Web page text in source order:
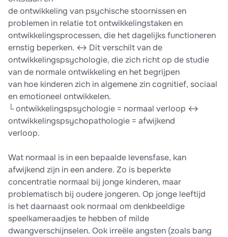
de ontwikkeling van psychische stoornissen en
problemen in relatie tot ontwikkelingstaken en
ontwikkelingsprocessen, die het dagelijks functioneren
ernstig beperken. ↔ Dit verschilt van de
ontwikkelingspsychologie, die zich richt op de studie
van de normale ontwikkeling en het begrijpen
van hoe kinderen zich in algemene zin cognitief, sociaal
en emotioneel ontwikkelen.
└ ontwikkelingspsychologie = normaal verloop ↔
ontwikkelingspsychopathologie = afwijkend
verloop.
Wat normaal is in een bepaalde levensfase, kan
afwijkend zijn in een andere. Zo is beperkte
concentratie normaal bij jonge kinderen, maar
problematisch bij oudere jongeren. Op jonge leeftijd
is het daarnaast ook normaal om denkbeeldige
speelkameraadjes te hebben of milde
dwangverschijnselen. Ook irreële angsten (zoals bang